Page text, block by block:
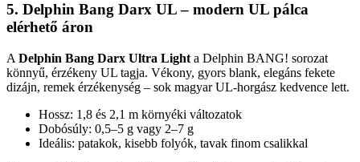
5. Delphin Bang Darx UL – modern UL pálca
elérhető áron
A Delphin Bang Darx Ultra Light a Delphin BANG! sorozat
könnyű, érzékeny UL tagja. Vékony, gyors blank, elegáns fekete
dizájn, remek érzékenység – sok magyar UL-horgász kedvence lett.
Hossz: 1,8 és 2,1 m környéki változatok
Dobósúly: 0,5–5 g vagy 2–7 g
Ideális: patakok, kisebb folyók, tavak finom csalikkal